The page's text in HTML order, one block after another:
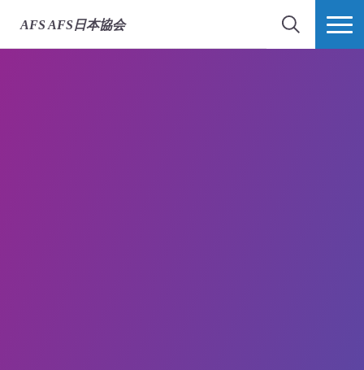
AFS AFS日本協会
検索 MORE